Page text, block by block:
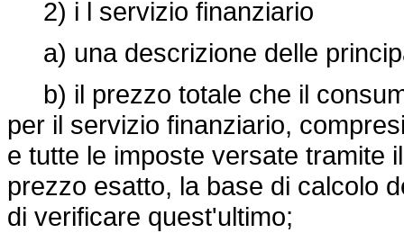
2) i l servizio finanziario
a) una descrizione delle
b) il prezzo totale che il
per il servizio finanziario,
e tutte le imposte versate tramite
prezzo esatto, la base di calcolo
di verificare quest'ultimo;